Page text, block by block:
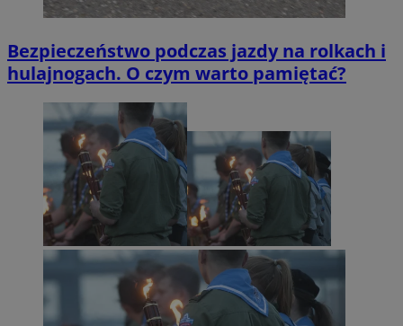
Bezpieczeństwo podczas jazdy na rolkach i
hulajnogach. O czym warto pamiętać?